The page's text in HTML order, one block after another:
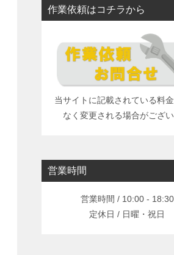
作業依頼はコチラから
当サイトに記載されている料
なく変更される場合がござ
営業時間
営業時間 / 10:00 - 18:30
定休日 / 日曜・祝日